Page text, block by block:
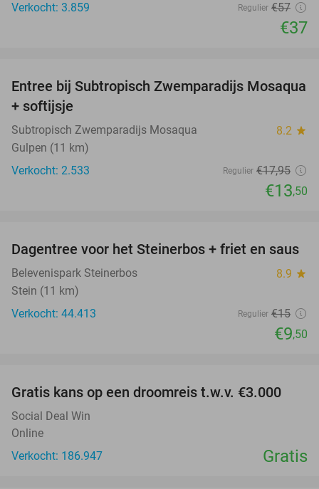
Verkocht: 3.859
Regulier €57
€37
25%
Entree bij Subtropisch Zwemparadijs Mosaqua
+ softijsje
Subtropisch Zwemparadijs Mosaqua 8.2 star
Gulpen (11 km)
Verkocht: 2.533
Regulier €17,95
€13,50
37%
Dagentree voor het Steinerbos + friet en saus
Belevenispark Steinerbos 8.9 star
Stein (11 km)
Verkocht: 44.413
Regulier €15
€9,50
Gratis kans op een droomreis t.w.v. €3.000
Social Deal Win
Online
Verkocht: 186.947
Gratis